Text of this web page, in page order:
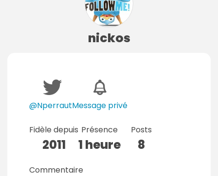
nickos
@NperrautMessage privé
Fidèle depuis
2011
Présence
1 heure
Posts
8
Commentaire